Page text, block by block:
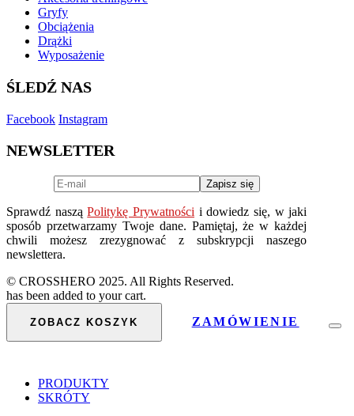
Gryfy
Obciążenia
Drążki
Wyposażenie
ŚLEDŹ NAS
Facebook Instagram
NEWSLETTER
Sprawdź nasząPolitykę Prywatności i dowiedz się, w jaki
sposób przetwarzamy Twoje dane. Pamiętaj, że w każdej
chwili możesz zrezygnować z subskrypcji naszego
newslettera.
© CROSSHERO 2025. All Rights Reserved.
has been added to your cart.
ZOBACZ KOSZYK ZAMÓWIENIE
PRODUKTY
SKRÓTY